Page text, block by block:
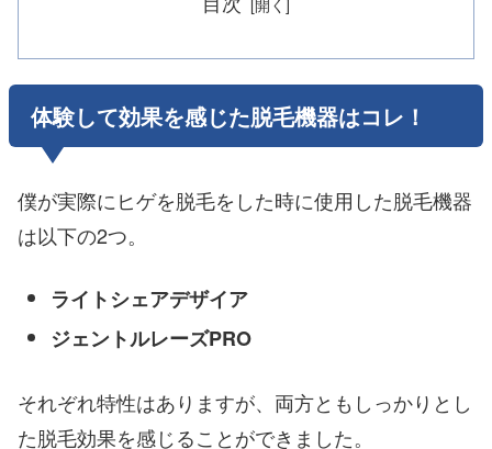
体験して効果を感じた脱毛機器はコレ！
僕が実際にヒゲを脱毛をした時に使用した脱毛機器
は以下の2つ。
ライトシェアデザイア
ジェントルレーズPRO
それぞれ特性はありますが、両方ともしっかりとし
た脱毛効果を感じることができました。